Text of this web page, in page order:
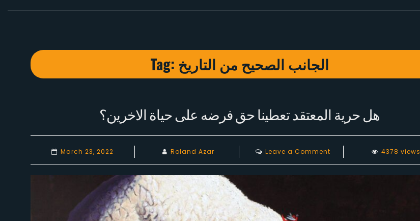
Tag: الجانب الصحيح من التاريخ
هل حرية المعتقد تعطينا حق فرضه على حياة الاخرين؟
March 23, 2022 Roland Azar Leave a Commenton
هل
حرية
4378 views